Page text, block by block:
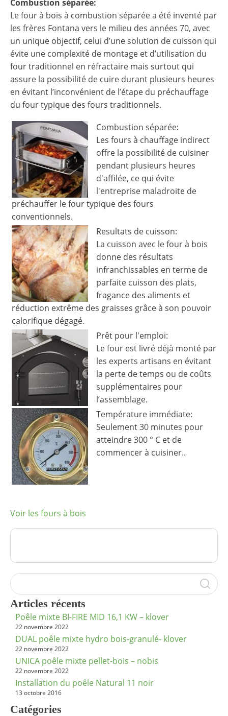
Combustion séparée:
Le four à bois à combustion séparée a été inventé par
les frères Fontana vers le milieu des années 70, avec
un unique objectif, celui d’une solution de cuisson qui
évite une complexité de montage et d’utilisation du
four traditionnel en réfractaire mais surtout qui
assure la possibilité de cuire durant plusieurs heures
en évitant l’inconvénient de l’étape du préchauffage
du four typique des fours traditionnels.
Combustion séparée:
Les fours à chauffage indirect
offre la possibilité de cuisiner
pendant plusieurs heures
d'affilée, ce qui évite
l'entreprise maladroite de
préchauffer le four typique des fours
conventionnels.
Resultats de cuisson:
La cuisson avec le four à bois
donne des résultats
infranchissables en terme de
parfaite cuisson des plats,
fragance des aliments et
réduction extrême des graisses grâce à son pouvoir
calorifique dégagé.
Prêt pour l'emploi:
Le four est livré déjà monté par
les experts artisans en évitant
la perte de temps ou de coûts
supplémentaires pour
l’assemblage.
Température immédiate:
Seulement 30 minutes pour
atteindre 300 ° C et de
commencer à cuisiner..
Voir les fours à bois
Articles récents
Poêle mixte BI-FIRE MID 16,1 KW – klover
22 novembre 2022
DUAL poêle mixte hydro bois-granulé- klover
22 novembre 2022
UNICA poêle mixte pellet-bois – nobis
22 novembre 2022
Installation du poêle Natural 11 noir
13 octobre 2016
Catégories